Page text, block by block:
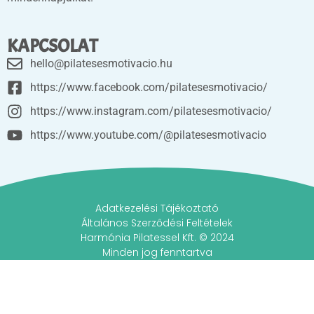
KAPCSOLAT
hello@pilatesesmotivacio.hu
https://www.facebook.com/pilatesesmotivacio/
https://www.instagram.com/pilatesesmotivacio/
https://www.youtube.com/@pilatesesmotivacio
Adatkezelési Tájékoztató
Általános Szerződési Feltételek
Harmónia Pilatessel Kft. © 2024
Minden jog fenntartva